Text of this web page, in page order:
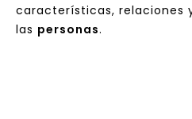
características, relaciones
las personas.